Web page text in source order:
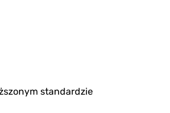
standardzie